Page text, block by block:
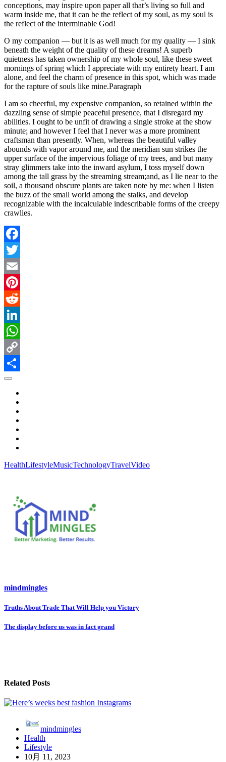
conceptions, may inspire upon paper all that’s living so full and
warm inside me, that it can be the reflect of my soul, as my soul is
the reflect of the interminable God!
O my companion — but it is as well much for my quality — I sink
beneath the weight of the quality of these dreams! A superb
quietness has taken ownership of my whole soul, like these sweet
mornings of spring which I appreciate with my entirety heart. I am
alone, and feel the charm of presence in this spot, which was made
for the rapture of souls like mine.Paragraph
I am so cheerful, my expensive companion, so retained within the
dazzling sense of simple peaceful presence, that I disregard my
abilities. I ought to be unfit of drawing a single stroke at the show
minute; and however I feel that I never was a more prominent
craftsman than presently. When, whereas the beautiful valley
abounds with vapor around me, and the meridian sun strikes the
upper surface of the impervious foliage of my trees, and but many
stray glimmers take into the inward asylum, I toss myself down
among the tall grass by the streaming stream;and, as I lie near to the
soil, a thousand obscure plants are taken note by me: when I listen
the buzz of the small world among the stalks, and develop
recognizable with the incalculable indescribable forms of the creepy
crawlies.
Facebook
Twitter
Email
Pinterest
Reddit
LinkedIn
WhatsApp
Copy
Link
共
HealthLifestyleMusicTechnologyTravelVideo
mindmingles
投
稿
シ
Truths About Trade That Will Help you Victory
The display before us was in fact grand
Related Posts
mindmingles
Health
Lifestyle
10月 11, 2023